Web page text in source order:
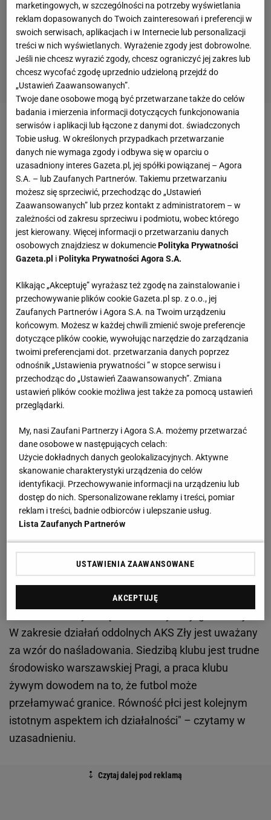
Zobacz wideo
- Panowie, to nie są, kurwa, szachy! – pobudza
kolegów jeden z zawodników Złego. Wstrzela się w
tę sekundę ciszy zaraz po skończeniu przyśpiewki.
Trybuny parskają śmiechem. – Ej, nie przeklinaj –
poucza ktoś z kilkudziesięcznej grupy
najzagorzalszychkibiców. Za chwilę wszyscy
szachy!”. Trwa mecz warszawskiej A klasy, AKS Zły
gra z KS Wesoła. Na kilka minut przed końcem, przy
wyniku 1:1, sędzia dyktuje karnego dla gości.
Kontrowersyjnego, bo wygląda na to, że napastnik
mógł go trochę nabrać. Tutaj VAR-u nie ma. Ale
znanych z ekstraklasy wyzwisk też nie. Zamiast
obrażać sędziego, kibice krzyczą: „Hej, panie sędzio!
Czujemy trudne emocje!”.
Trener wie jaki był wynik meczu? Nie, już nie
muszę, to nie jest ważne
Uefie taki sposób kibicowania się podoba. W
trwającym ostatnio tygodniu Grassroots, podczas
którego przygląda się amatorskim klubom, uznała,
żeZły jest najlepszy w całej Europie.„Ten pierwszy
demokratyczny klub sportowy w Warszawie został
założony przez kibiców i jest całkowicie i
bezpośrednio zarządzany przez nich, sportowców i
W zakresie działań oddolnych AKS Zły jest uważany
za wzór do naśladowania. Siedzibą klubu jest trudne
środowisko warszawskiej Pragi, a praca klubu
żywym dowodem na to, że futbol może
przełamywać granice. Równość płci jest kolejnym
istotnym aspektem ich działalności" – czytamy w
uzasadnieniu.
marketingowych, w szczególności na potrzeby wyświetlania
reklam dopasowanych do Twoich zainteresowań i preferencji w
swoich serwisach, aplikacjach i w Internecie lub personalizacji
treści w nich wyświetlanych. Wyrażenie zgody jest dobrowolne.
Jeśli nie chcesz wyrazić zgody, chcesz ograniczyć jej zakres lub
chcesz wycofać zgodę uprzednio udzieloną przejdź do
„Ustawień Zaawansowanych”.
Twoje dane osobowe mogą być przetwarzane także do celów
badania i mierzenia informacji dotyczących funkcjonowania
serwisów i aplikacji lub łączone z danymi dot. świadczonych
Tobie usług. W określonych przypadkach przetwarzanie
danych nie wymaga zgody i odbywa się w oparciu o
uzasadniony interes Gazeta.pl, jej spółki powiązanej – Agora
S.A. – lub Zaufanych Partnerów. Takiemu przetwarzaniu
możesz się sprzeciwić, przechodząc do „Ustawień
Zaawansowanych” lub przez kontakt z administratorem – w
zależności od zakresu sprzeciwu i podmiotu, wobec którego
jest kierowany. Więcej informacji o przetwarzaniu danych
osobowych znajdziesz w dokumenciePolityka Prywatności
Gazeta.pl iPolityka Prywatności Agora S.A.
Klikając „Akceptuję” wyrażasz też zgodę na zainstalowanie i
przechowywanie plików cookie Gazeta.pl sp. z o.o., jej
Zaufanych Partnerów i Agora S.A. na Twoim urządzeniu
końcowym. Możesz w każdej chwili zmienić swoje preferencje
dotyczące plików cookie, wywołując narzędzie do zarządzania
twoimi preferencjami dot. przetwarzania danych poprzez
odnośnik „Ustawienia prywatności ” w stopce serwisu i
przechodząc do „Ustawień Zaawansowanych”. Zmiana
ustawień plików cookie możliwa jest także za pomocą ustawień
przeglądarki.
My, nasi Zaufani Partnerzy i Agora S.A. możemy przetwarzać
dane osobowe w następujących celach:
Użycie dokładnych danych geolokalizacyjnych. Aktywne
skanowanie charakterystyki urządzenia do celów
identyfikacji. Przechowywanie informacji na urządzeniu lub
dostęp do nich. Spersonalizowane reklamy i treści, pomiar
reklam i treści, badnie odbiorców i ulepszanie usług.
Lista Zaufanych Partnerów
USTAWIENIA ZAAWANSOWANE
AKCEPTUJĘ